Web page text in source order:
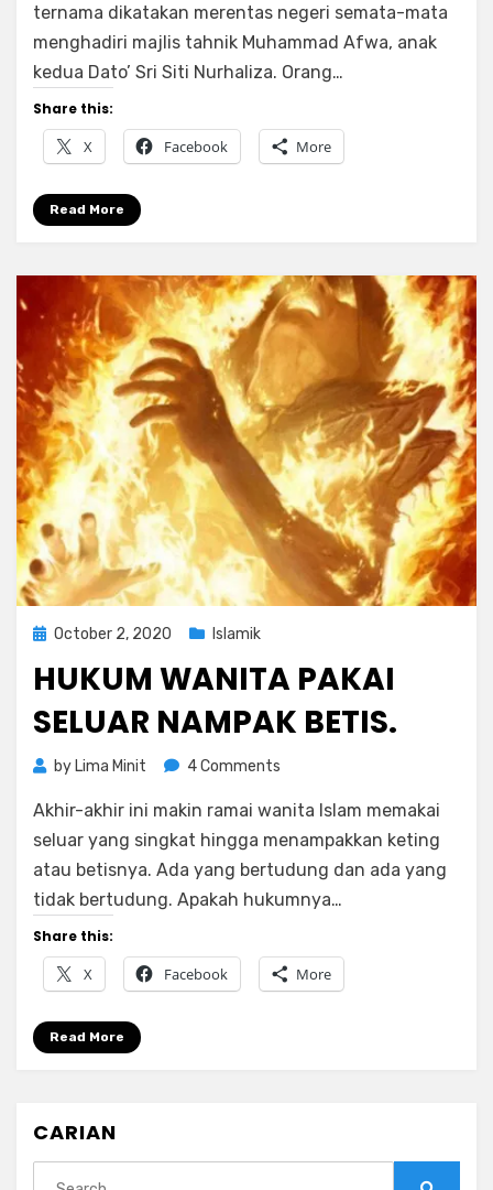
Beri
Pencerahan
SOP
Tahnik
Muhammad
ternama dikatakan merentas negeri semata-mata
menghadiri majlis tahnik Muhammad Afwa, anak
kedua Dato’ Sri Siti Nurhaliza. Orang…
Share this:
X Facebook More
Read More
Posted
October 2, 2020 Islamik
HUKUM WANITA PAKAI
SELUAR NAMPAK BETIS.
by Lima Minit 4 Comments
Wanita
Pakai
Seluar
Nampak
Betis.
Akhir-akhir ini makin ramai wanita Islam memakai
seluar yang singkat hingga menampakkan keting
atau betisnya. Ada yang bertudung dan ada yang
tidak bertudung. Apakah hukumnya…
Share this:
X Facebook More
Read More
CARIAN